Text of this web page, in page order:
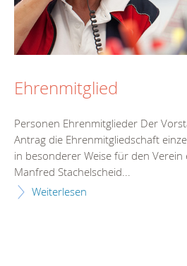
Ehrenmitglied
Personen Ehrenmitglieder Der
Antrag die Ehrenmitgliedschaft
in besonderer Weise für den Verein
Manfred Stachelscheid...
Weiterlesen